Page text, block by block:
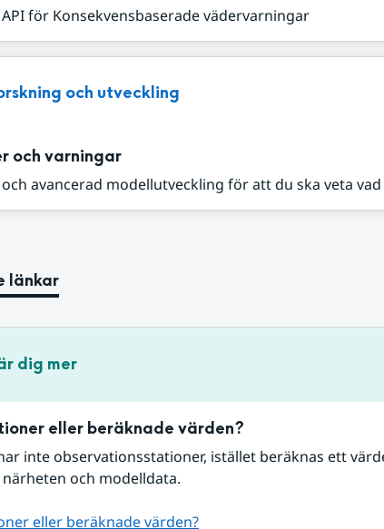
för Konsekvensbaserade vädervarningar
och utveckling
och varningar
avancerad modellutveckling för att du ska veta vad
länkar
dig mer
eller beräknade värden?
inte observationsstationer, istället beräknas ett
och modelldata.
eller beräknade värden?